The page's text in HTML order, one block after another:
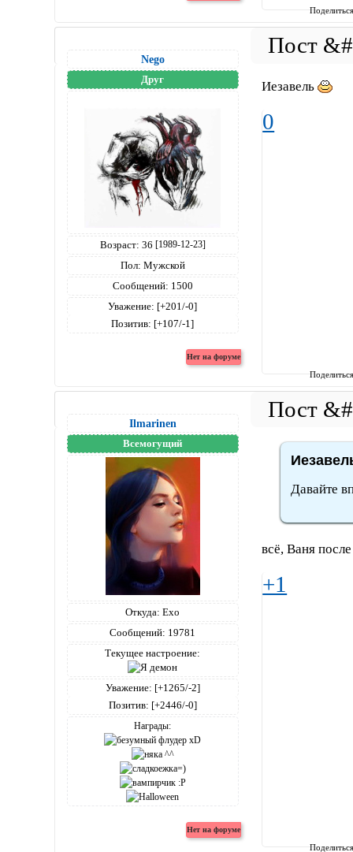
Nego
Друг
Возраст: 36 [1989-12-23]
Пол: Мужской
Сообщений: 1500
Уважение: [+201/-0]
Позитив: [+107/-1]
Иезавель
0
Ilmarinen
Всемогущий
Откуда: Ехо
Сообщений: 19781
Текущее настроение:
Уважение: [+1265/-2]
Позитив: [+2446/-0]
Награды:
Давайте
всё, Ваня
+1